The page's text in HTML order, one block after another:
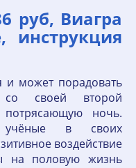
руб, Виагра
инструкция
может порадовать
со своей второй
потрясающую ночь.
учёные в своих
воздействие
на половую жизнь